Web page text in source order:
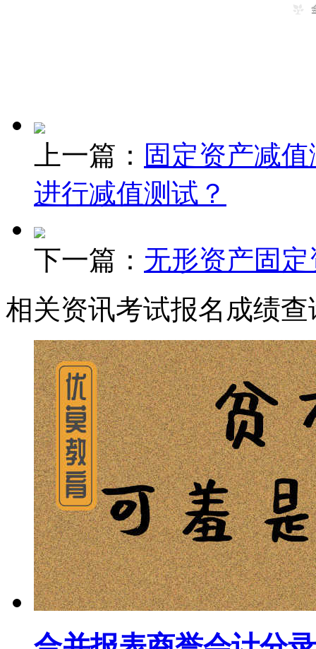
上一篇： 固定资产减
进行减值测试？
下一篇： 无形资产固
相关资讯考试报名 成绩查